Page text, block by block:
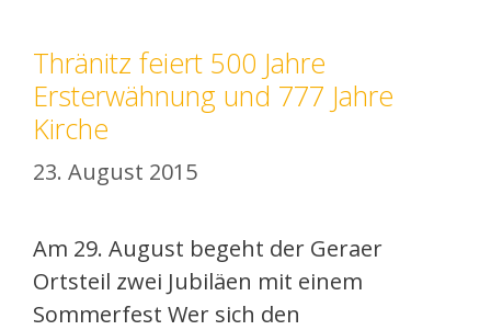
Thränitz feiert 500 Jahre
Ersterwähnung und 777 Jahre
Kirche
23. August 2015
Am 29. August begeht der Geraer
Ortsteil zwei Jubiläen mit einem
Sommerfest Wer sich den